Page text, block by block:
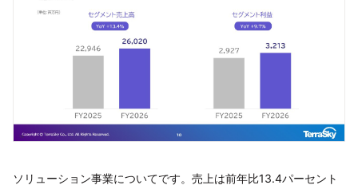
ソリューション事業についてです。売上は前年比13.4パーセント